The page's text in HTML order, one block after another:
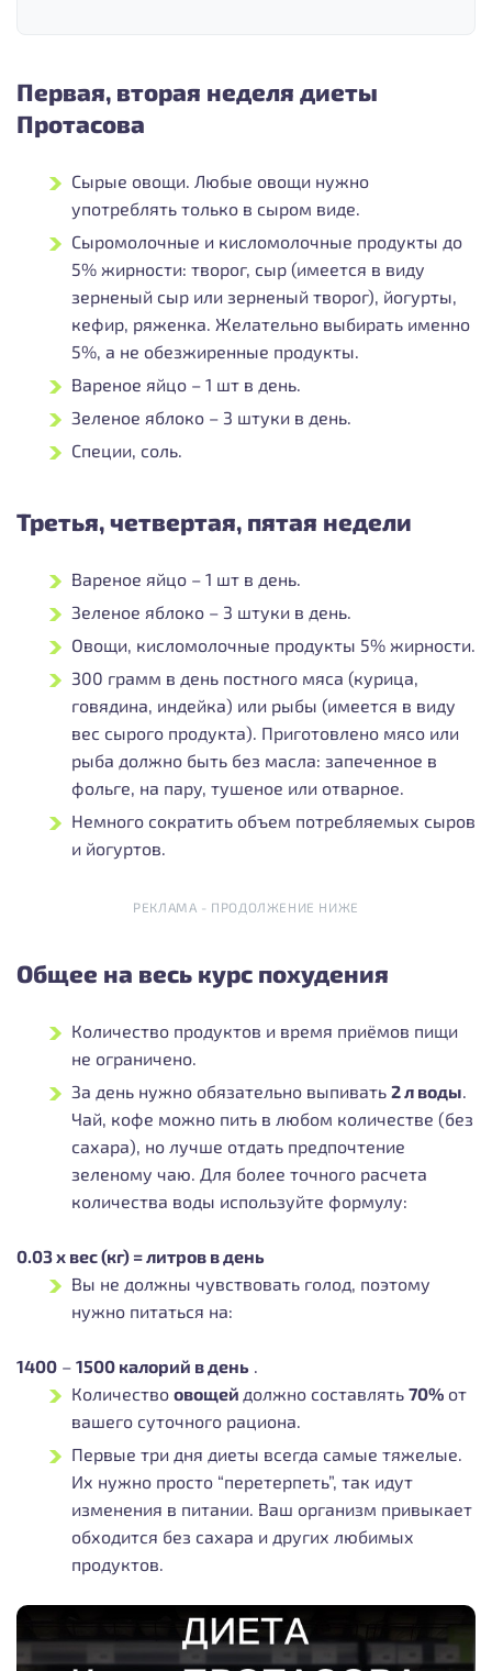
Первая, вторая неделя диеты
Протасова
Сырые овощи. Любые овощи нужно
употреблять только в сыром виде.
Сыромолочные и кисломолочные продукты до
5% жирности: творог, сыр (имеется в виду
зерненый сыр или зерненый творог), йогурты,
кефир, ряженка. Желательно выбирать именно
5%, а не обезжиренные продукты.
Вареное яйцо – 1 шт в день.
Зеленое яблоко – 3 штуки в день.
Специи, соль.
Третья, четвертая, пятая недели
Вареное яйцо – 1 шт в день.
Зеленое яблоко – 3 штуки в день.
Овощи, кисломолочные продукты 5% жирности.
300 грамм в день постного мяса (курица,
говядина, индейка) или рыбы (имеется в виду
вес сырого продукта). Приготовлено мясо или
рыба должно быть без масла: запеченное в
фольге, на пару, тушеное или отварное.
Немного сократить объем потребляемых сыров
и йогуртов.
РЕКЛАМА - ПРОДОЛЖЕНИЕ НИЖЕ
Общее на весь курс похудения
Количество продуктов и время приёмов пищи
не ограничено.
За день нужно обязательно выпивать 2 л воды.
Чай, кофе можно пить в любом количестве (без
сахара), но лучше отдать предпочтение
зеленому чаю. Для более точного расчета
количества воды используйте формулу:
0.03 х вес (кг) = литров в день
Вы не должны чувствовать голод, поэтому
нужно питаться на:
1400 – 1500 калорий в день .
Количество овощей должно составлять 70% от
вашего суточного рациона.
Первые три дня диеты всегда самые тяжелые.
Их нужно просто “перетерпеть”, так идут
изменения в питании. Ваш организм привыкает
обходится без сахара и других любимых
продуктов.